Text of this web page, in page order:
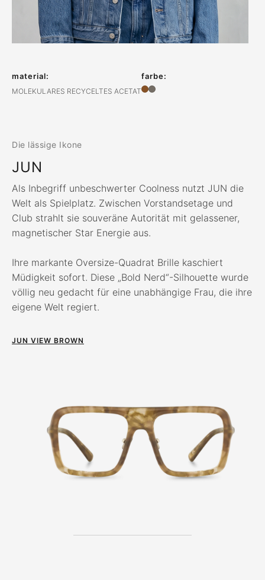
material:
MOLEKULARES RECYCELTES ACETAT
farbe:
Die lässige Ikone
JUN
Als Inbegriff unbeschwerter Coolness nutzt JUN die
Welt als Spielplatz. Zwischen Vorstandsetage und
Club strahlt sie souveräne Autorität mit gelassener,
magnetischer Star Energie aus.
Ihre markante Oversize-Quadrat Brille kaschiert
Müdigkeit sofort. Diese „Bold Nerd“-Silhouette wurde
völlig neu gedacht für eine unabhängige Frau, die ihre
eigene Welt regiert.
JUN VIEW BROWN